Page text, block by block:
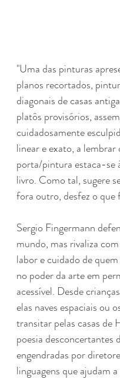
"Uma das pinturas
planos recortados,
diagonais de casas
platôs provisórios,
cuidadosamente
linear e exato, a
porta/pintura estaca-se
livro. Como tal, sugere
fora outro, desfez o
Sergio Fingermann
mundo, mas rivaliza
labor e cuidado de
no poder da arte em
acessível. Desde
elas naves espaciais ou
transitar pelas casas de
poesia desconcertantes
engendradas por
linguagens que ajudam